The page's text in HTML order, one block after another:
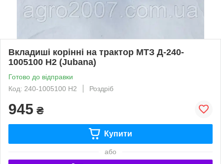
Вкладиші корінні на трактор МТЗ Д-240-
1005100 Н2 (Jubana)
Готово до відправки
Код: 240-1005100 Н2
Роздріб
945 ₴
Купити
або